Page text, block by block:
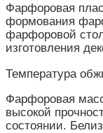
Фарфоровая
формования
фарфоровой
изготовления
Температура
Фарфоровая
высокой
состоянии.